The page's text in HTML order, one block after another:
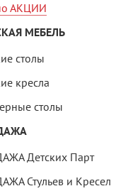
АКЦИИ
МЕБЕЛЬ
столы
кресла
столы
Детских Парт
Стульев и Кресел